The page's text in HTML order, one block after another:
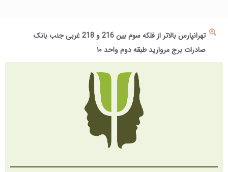
تهرانپارس بالاتر از فلکه سوم بین 216 و 218 غربی جنب بانک
صادرات برج مروارید طبقه دوم واحد ۱۰